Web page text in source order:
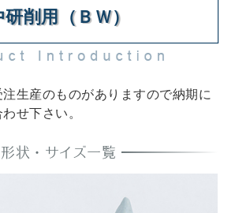
研削用（ＢＷ）
生産のものがありますので納期に
せ下さい。
形状・サイズ一覧